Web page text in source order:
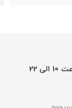
شنبه تا پنج شنبه ازساعت 10 الی 22